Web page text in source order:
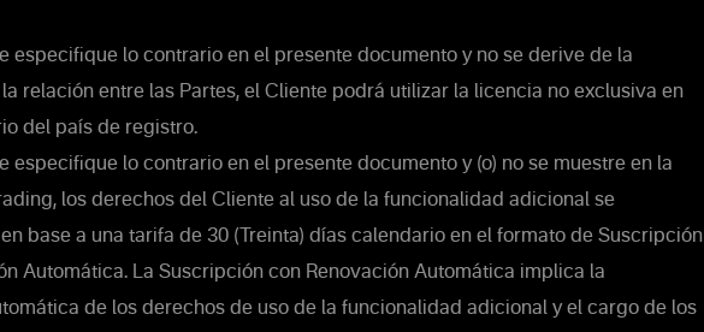
especifique lo contrario en el presente documento y no se derive de la
relación entre las Partes, el Cliente podrá utilizar la licencia no exclusiva en
del país de registro.
especifique lo contrario en el presente documento y (o) no se muestre en la
los derechos del Cliente al uso de la funcionalidad adicional se
base a una tarifa de 30 (Treinta) días calendario en el formato de Suscripción
Automática. La Suscripción con Renovación Automática implica la
de los derechos de uso de la funcionalidad adicional y el cargo de los